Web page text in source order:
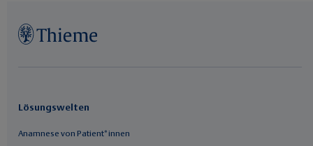
Lösungswelten
Anamnese von Patient*innen